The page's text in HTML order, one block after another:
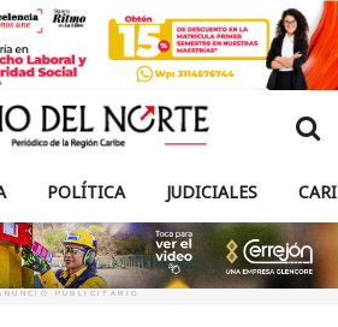
POLÍTICA JUDICIALES
PUBLICITARIO